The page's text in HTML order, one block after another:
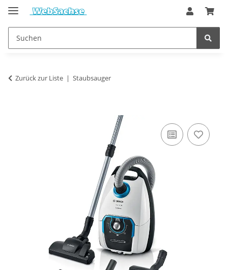
Zurück zur Liste Staubsauger